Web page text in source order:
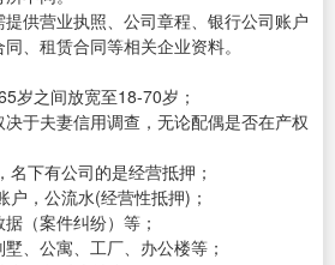
供营业执照、公司章程、银行公司账户
、租赁合同等相关企业资料。
岁之间放宽至18-70岁；
于夫妻信用调查，无论配偶是否在产权
下有公司的是经营抵押；
，公流水(经营性抵押)；
（案件纠纷）等；
、公寓、工厂、办公楼等；